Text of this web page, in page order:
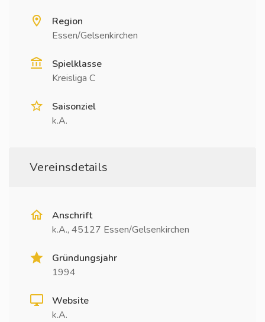
Region
Essen/Gelsenkirchen
Spielklasse
Kreisliga C
Saisonziel
k.A.
Vereinsdetails
Anschrift
k.A., 45127 Essen/Gelsenkirchen
Gründungsjahr
1994
Website
k.A.